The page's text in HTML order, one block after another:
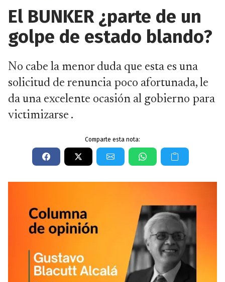
El BUNKER ¿parte de un
golpe de estado blando?
No cabe la menor duda que esta es una
solicitud de renuncia poco afortunada, le
da una excelente ocasión al gobierno para
victimizarse .
Comparte esta nota: